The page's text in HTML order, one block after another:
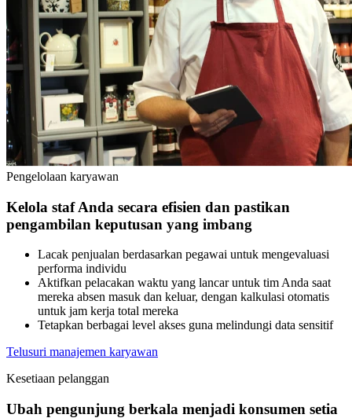
Pengelolaan karyawan
Kelola staf Anda secara efisien dan pastikan
pengambilan keputusan yang imbang
Lacak penjualan berdasarkan pegawai untuk mengevaluasi
performa individu
Aktifkan pelacakan waktu yang lancar untuk tim Anda saat
mereka absen masuk dan keluar, dengan kalkulasi otomatis
untuk jam kerja total mereka
Tetapkan berbagai level akses guna melindungi data sensitif
Telusuri manajemen karyawan
Kesetiaan pelanggan
Ubah pengunjung berkala menjadi konsumen setia